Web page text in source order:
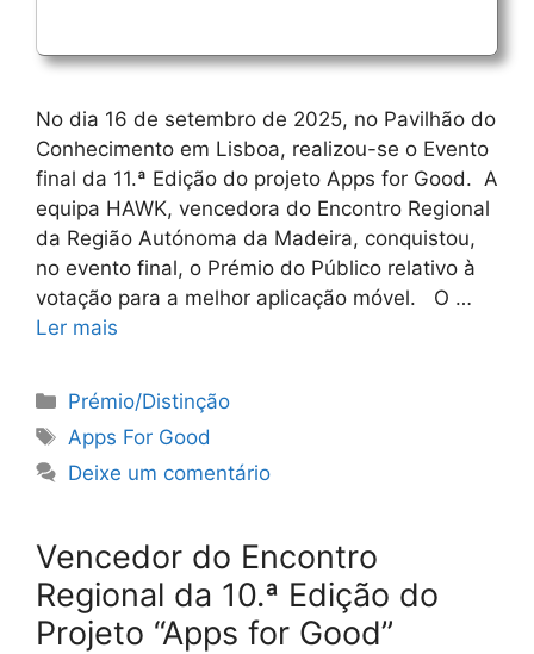
No dia 16 de setembro de 2025, no Pavilhão do
Conhecimento em Lisboa, realizou-se o Evento
final da 11.ª Edição do projeto Apps for Good. A
equipa HAWK, vencedora do Encontro Regional
da Região Autónoma da Madeira, conquistou,
no evento final, o Prémio do Público relativo à
votação para a melhor aplicação móvel. O …
Ler mais
Categorias
Prémio/Distinção
Etiquetas
Apps For Good
Deixe um comentário
Vencedor do Encontro
Regional da 10.ª Edição do
Projeto “Apps for Good”